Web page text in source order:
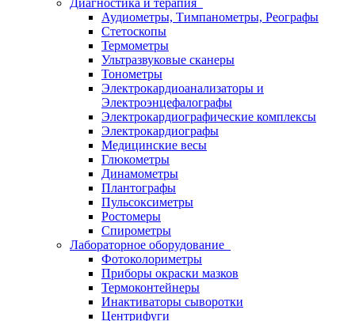
Диагностика и терапия
Аудиометры, Тимпанометры, Реографы
Стетоскопы
Термометры
Ультразвуковые сканеры
Тонометры
Электрокардиоанализаторы и
Электроэнцефалографы
Электрокардиографические комплексы
Электрокардиографы
Медицинские весы
Глюкометры
Динамометры
Плантографы
Пульсоксиметры
Ростомеры
Спирометры
Лабораторное оборудование
Фотоколориметры
Приборы окраски мазков
Термоконтейнеры
Инактиваторы сыворотки
Центрифуги